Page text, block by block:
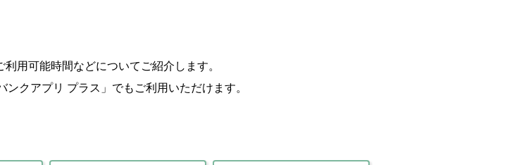
用可能時間などについてご紹介します。
クアプリ プラス」でもご利用いただけます。